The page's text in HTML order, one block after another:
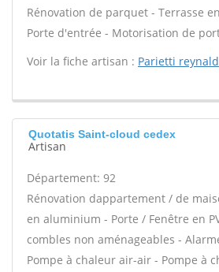
Rénovation de parquet - Terrasse
Porte d'entrée - Motorisation de
Voir la fiche artisan : Parietti reynald
Quotatis Saint-cloud cedex
Artisan
Département: 92
Rénovation dappartement / de
en aluminium - Porte / Fenêtre en
combles non aménageables -
Pompe à chaleur air-air - Pompe à